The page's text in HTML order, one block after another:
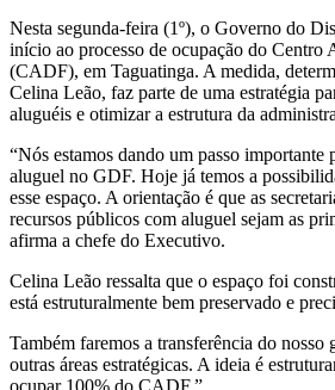
Nesta segunda-feira (1º), o Governo do
início ao processo de ocupação do
(CADF), em Taguatinga. A medida,
Celina Leão, faz parte de uma estratégia
aluguéis e otimizar a estrutura da
“Nós estamos dando um passo importante
aluguel no GDF. Hoje já temos a
esse espaço. A orientação é que as
recursos públicos com aluguel sejam as
afirma a chefe do Executivo.
Celina Leão ressalta que o espaço foi
está estruturalmente bem preservado e
Também faremos a transferência do nosso
outras áreas estratégicas. A ideia é
ocupar 100% do CADF.”